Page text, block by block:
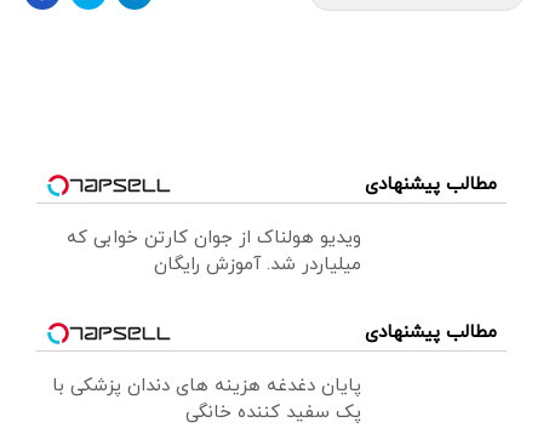
مطالب پیشنهادی
ویدیو هولناک از جوان کارتن خوابی که
میلیاردر شد. آموزش رایگان
مطالب پیشنهادی
پایان دغدغه هزینه های دندان پزشکی با
پک سفید کننده خانگی